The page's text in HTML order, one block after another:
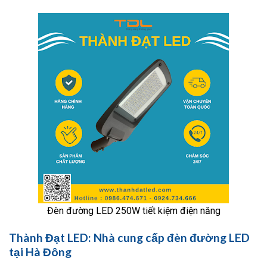
Đèn đường LED 250W tiết kiệm điện năng
Thành Đạt LED: Nhà cung cấp đèn đường LED
tại Hà Đông